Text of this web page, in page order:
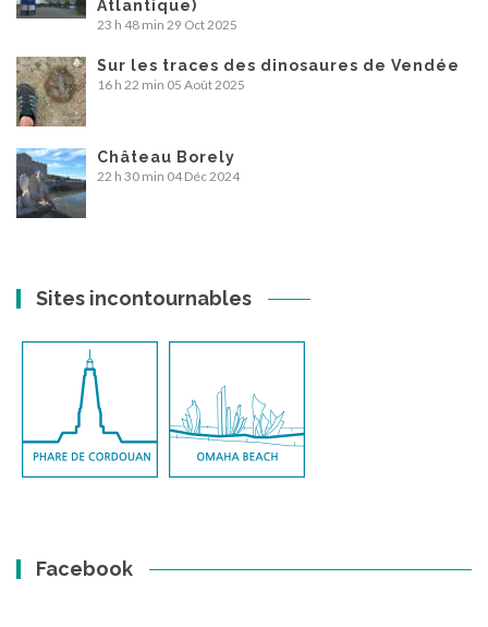
Atlantique)
23 h 48 min 29 Oct 2025
Sur les traces des dinosaures de Vendée
16 h 22 min 05 Août 2025
Château Borely
22 h 30 min 04 Déc 2024
Sites incontournables
Facebook